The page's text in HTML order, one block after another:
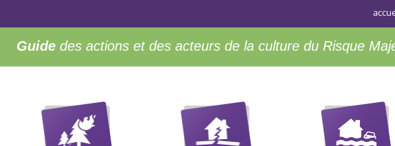
Guide des actions et des acteurs de la culture du Risque